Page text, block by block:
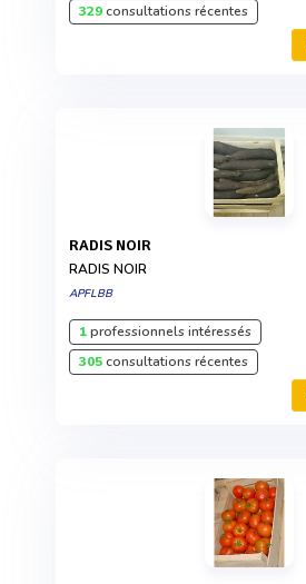
329consultations récentes
RADIS NOIR
RADIS NOIR
APFLBB
1professionnels intéressés
305consultations récentes